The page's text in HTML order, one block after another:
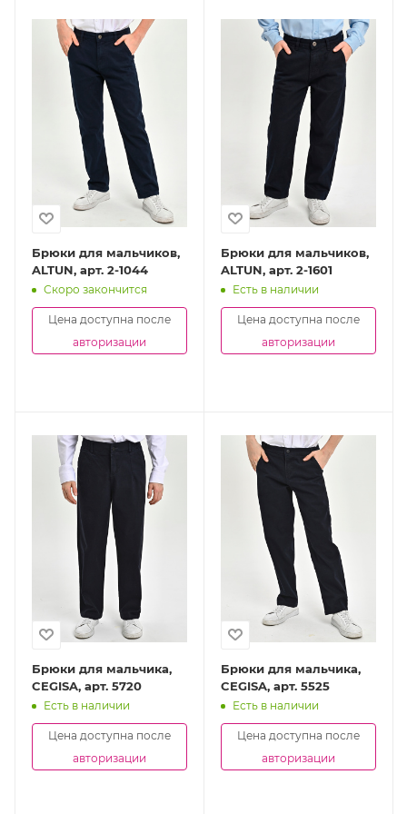
Брюки для мальчиков,
ALTUN, арт. 2-1044
Скоро закончится
Цена доступна после
авторизации
Брюки для мальчиков,
ALTUN, арт. 2-1601
Есть в наличии
Цена доступна после
авторизации
Брюки для мальчика,
CEGISA, арт. 5720
Есть в наличии
Цена доступна после
авторизации
Брюки для мальчика,
CEGISA, арт. 5525
Есть в наличии
Цена доступна после
авторизации